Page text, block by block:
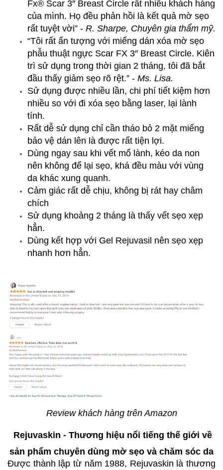
Fx® Scar 3″ Breast Circle rất nhiều khách hàng
của mình. Họ đều phản hồi là kết quả mờ sẹo
rất tuyệt vời” - R. Sharpe, Chuyên gia thẩm mỹ.
“Tôi rất ấn tượng với miếng dán xóa mờ sẹo
phẫu thuật ngực Scar FX 3″ Breast Circle. Kiên
trì sử dụng trong thời gian 2 tháng, tôi đã bắt
đầu thấy giảm sẹo rõ rệt.” - Ms. Lisa.
Sử dụng được nhiều lần, chi phí tiết kiệm hơn
nhiều so với đi xóa sẹo bằng laser, lại lành
tính.
Rất dễ sử dụng chỉ cần tháo bỏ 2 mặt miếng
bảo vệ dán lên là được rất tiện lợi.
Dùng ngay sau khi vết mổ lành, kéo da non
nên không để lại sẹo, khá đều màu với vùng
da khác xung quanh.
Cảm giác rất dễ chịu, không bị rát hay châm
chích
Sử dụng khoảng 2 tháng là thấy vết sẹo xẹp
hẳn.
Dùng kết hợp với Gel Rejuvasil nên sẹo xẹp
nhanh hơn hẳn.
Review khách hàng trên Amazon
Rejuvaskin - Thương hiệu nổi tiếng thế giới về
sản phẩm chuyên dùng mờ sẹo và chăm sóc da
Được thành lập từ năm 1988, Rejuvaskin là thương